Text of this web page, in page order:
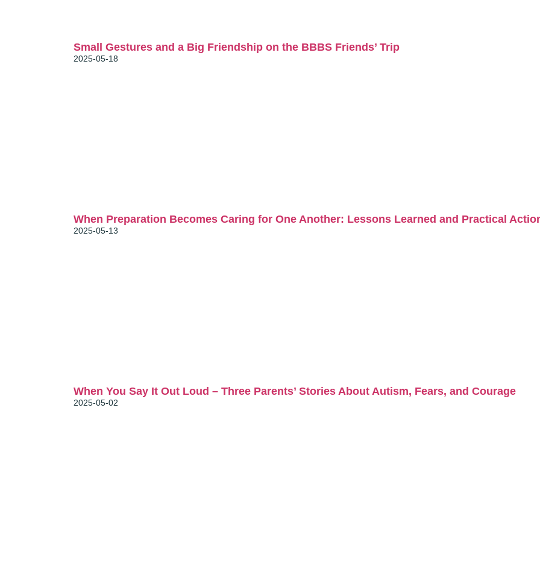
Small Gestures and a Big Friendship on the BBBS Friends’ Trip
2025-05-18
When Preparation Becomes Caring for One Another: Lessons Learned and Practical
2025-05-13
When You Say It Out Loud – Three Parents’ Stories About Autism, Fears, and Courage
2025-05-02